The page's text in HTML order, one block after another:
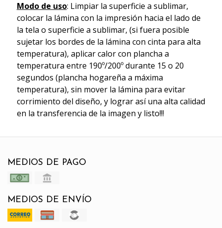
Modo de uso: Limpiar la superficie a sublimar,
colocar la lámina con la impresión hacia el lado de
la tela o superficie a sublimar, (si fuera posible
sujetar los bordes de la lámina con cinta para alta
temperatura), aplicar calor con plancha a
temperatura entre 190º/200º durante 15 o 20
segundos (plancha hogareña a máxima
temperatura), sin mover la lámina para evitar
corrimiento del diseño, y lograr así una alta calidad
en la transferencia de la imagen y listo!!!
MEDIOS DE PAGO
MEDIOS DE ENVÍO